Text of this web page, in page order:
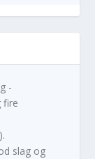
-
fire
slag og